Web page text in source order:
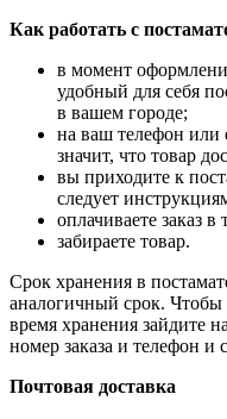
Как работать с
в момент
удобный для себя
в вашем городе;
на ваш телефон или
значит, что товар
вы приходите к
следует
оплачиваете заказ
забираете товар.
Срок хранения в
аналогичный срок.
время хранения зайдите
номер заказа и телефон и
Почтовая доставка